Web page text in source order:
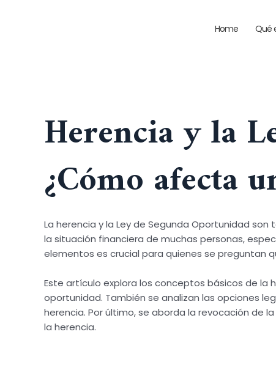
Home Qué
Herencia y la
¿Cómo afecta
La herencia y la Ley de Segunda Oportunidad
la situación financiera de muchas personas,
elementos es crucial para quienes se preguntan
Este artículo explora los conceptos básicos de la
oportunidad. También se analizan las opciones
herencia. Por último, se aborda la revocación de
la herencia.